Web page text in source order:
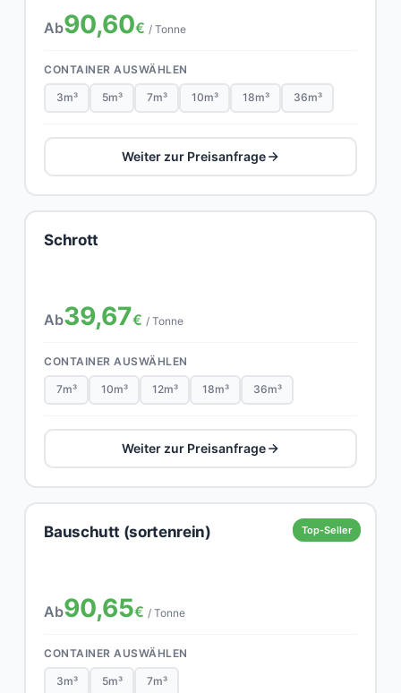
Ab90,60€ / Tonne
CONTAINER AUSWÄHLEN
3m³ 5m³ 7m³ 10m³ 18m³ 36m³
Weiter zur Preisanfrage
Schrott
Ab39,67€ / Tonne
CONTAINER AUSWÄHLEN
7m³ 10m³ 12m³ 18m³ 36m³
Weiter zur Preisanfrage
Top-Seller
Bauschutt (sortenrein)
Ab90,65€ / Tonne
CONTAINER AUSWÄHLEN
3m³ 5m³ 7m³